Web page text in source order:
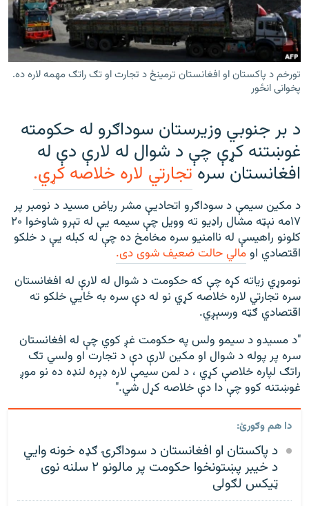
۱۴ ساعته راډیويي خپرونې
Gandhara
موږ وڅارئ
د ازادې اروپا راډیو ټولې ووبپاڼې
تورخم د پاکستان او افغانستان ترمینځ د تجارت او تګ راتګ مهمه لاره ده.
پخوانی انځور
د بر جنوبي وزیرستان سوداګرو له حکومته
غوښتنه کړې چې د شوال له لارې دې له
افغانستان سرهتجارتي لاره خلاصه کړي.
د مکین سيمې د سوداګرو اتحاديې مشر ریاض مسيد د نومبر پر
۱۷مه نېټه مشال راډیو ته وویل چې سيمه يې له تېرو شاوخوا ۲۰
کلونو راهيسې له ناامنیو سره مخامخ ده چې له کبله يې د خلکو
اقتصادي اومالي حالت ضعیف شوی دی.
نوموړي زیاته کړه چې که حکومت د شوال له لارې له افغانستان
سره تجارتي لاره خلاصه کړي نو له دې سره به ځايي خلکو ته
اقتصادي ګټه ورسېږي.
"د مسیدو د سیمو ولس په حکومت غږ کوي چې له افغانستان
سره پر پوله د شوال او مکين لارې دې د تجارت او ولسي تګ
راتګ لپاره خلاصې کړي ، د لمن سیمې لاره ډېره لنډه ده نو موږ
غوښتنه کوو چې دا دې خلاصه کړل شي."
دا هم وګورئ:
د پاکستان او افغانستان د سوداګرۍ ګډه خونه وايي
د خیبر پښتونخوا حکومت پر مالونو ۲ سلنه نوی
ټیکس لګولی